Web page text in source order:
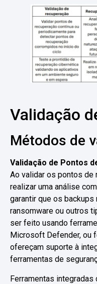
Validação
Métodos de
Validação de Pontos
Ao validar os pontos de
realizar uma análise
garantir que os
ransomware ou outros
ser feito usando
Microsoft Defender, ou
ofereçam suporte à
ferramentas de
Ferramentas